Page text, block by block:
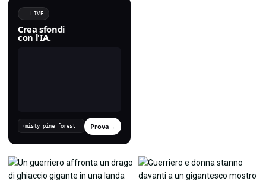
LIVE
Crea sfondi
con l'IA.
› Prova→